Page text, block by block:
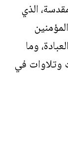
‏الذي‏
‏وما‏
‏وتلاوات‏ ‏في‏